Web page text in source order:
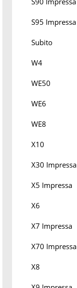
S95 Impressa
Subito
W4
WE50
WE6
WE8
X10
X30 Impressa
X5 Impressa
X6
X7 Impressa
X70 Impressa
X8